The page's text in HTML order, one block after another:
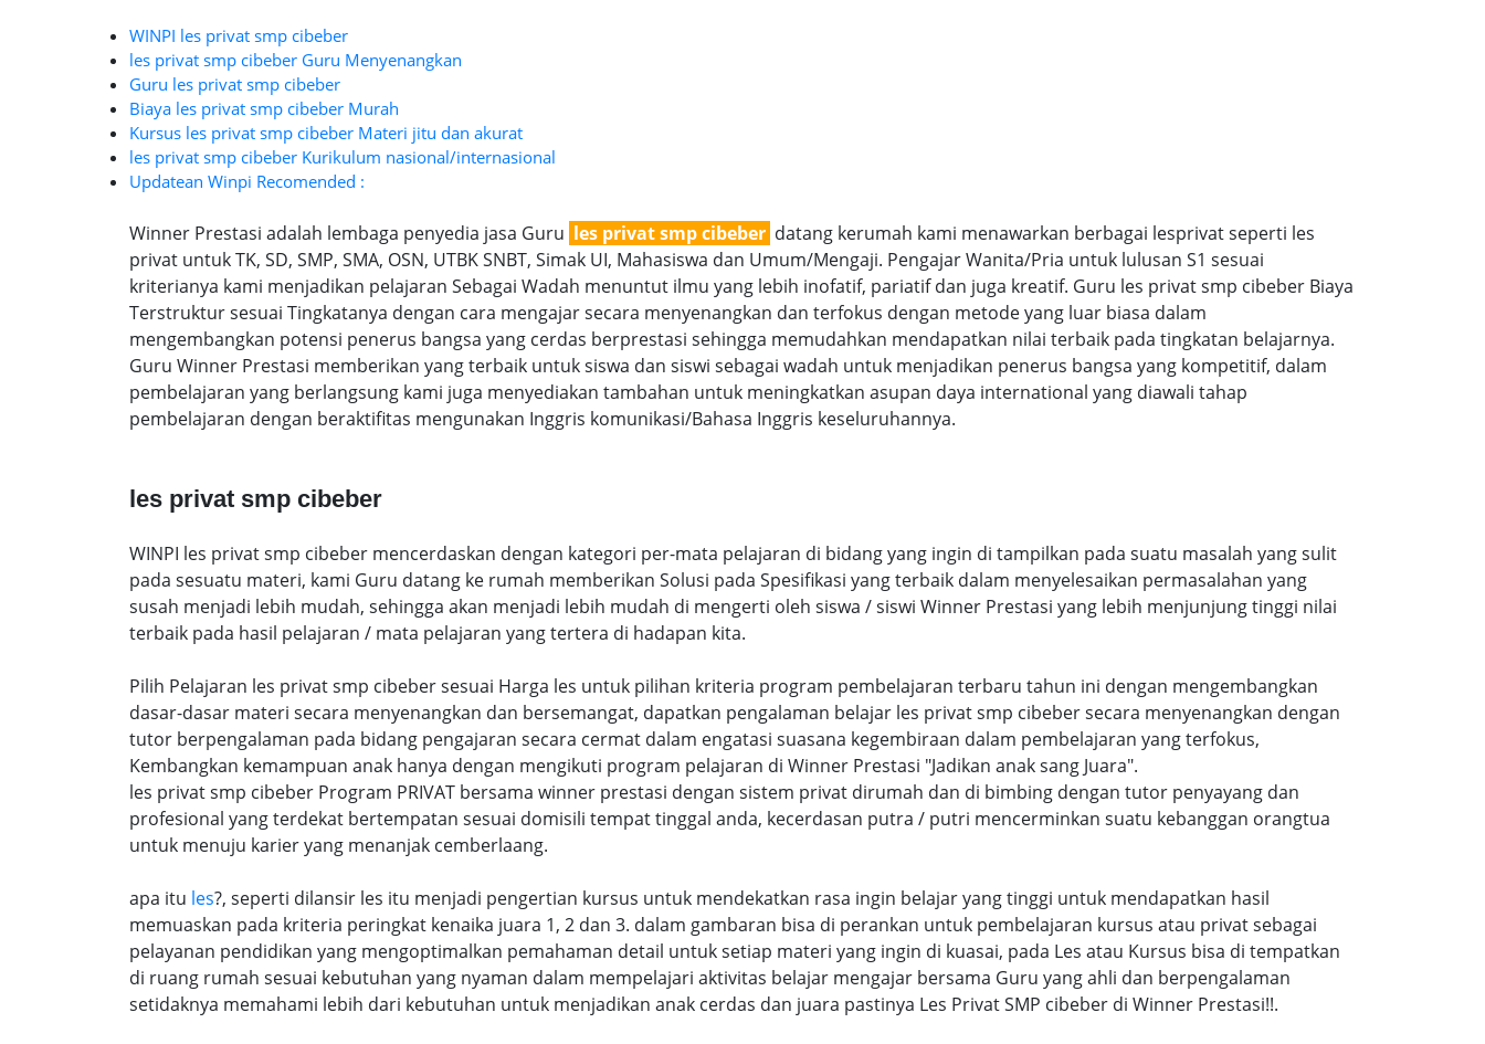
WINPI les privat smp cibeber
les privat smp cibeber Guru Menyenangkan
Guru les privat smp cibeber
Biaya les privat smp cibeber Murah
Kursus les privat smp cibeber Materi jitu dan akurat
les privat smp cibeber Kurikulum nasional/internasional
Updatean Winpi Recomended :
Winner Prestasi adalah lembaga penyedia jasa Guru les privat smp cibeber datang kerumah kami menawarkan berbagai lesprivat seperti les
privat untuk TK, SD, SMP, SMA, OSN, UTBK SNBT, Simak UI, Mahasiswa dan Umum/Mengaji. Pengajar Wanita/Pria untuk lulusan S1 sesuai
kriterianya kami menjadikan pelajaran Sebagai Wadah menuntut ilmu yang lebih inofatif, pariatif dan juga kreatif. Guru les privat smp cibeber Biaya
Terstruktur sesuai Tingkatanya dengan cara mengajar secara menyenangkan dan terfokus dengan metode yang luar biasa dalam
mengembangkan potensi penerus bangsa yang cerdas berprestasi sehingga memudahkan mendapatkan nilai terbaik pada tingkatan belajarnya.
Guru Winner Prestasi memberikan yang terbaik untuk siswa dan siswi sebagai wadah untuk menjadikan penerus bangsa yang kompetitif, dalam
pembelajaran yang berlangsung kami juga menyediakan tambahan untuk meningkatkan asupan daya international yang diawali tahap
pembelajaran dengan beraktifitas mengunakan Inggris komunikasi/Bahasa Inggris keseluruhannya.
les privat smp cibeber
WINPI les privat smp cibeber mencerdaskan dengan kategori per-mata pelajaran di bidang yang ingin di tampilkan pada suatu masalah yang sulit
pada sesuatu materi, kami Guru datang ke rumah memberikan Solusi pada Spesifikasi yang terbaik dalam menyelesaikan permasalahan yang
susah menjadi lebih mudah, sehingga akan menjadi lebih mudah di mengerti oleh siswa / siswi Winner Prestasi yang lebih menjunjung tinggi nilai
terbaik pada hasil pelajaran / mata pelajaran yang tertera di hadapan kita.
Pilih Pelajaran les privat smp cibeber sesuai Harga les untuk pilihan kriteria program pembelajaran terbaru tahun ini dengan mengembangkan
dasar-dasar materi secara menyenangkan dan bersemangat, dapatkan pengalaman belajar les privat smp cibeber secara menyenangkan dengan
tutor berpengalaman pada bidang pengajaran secara cermat dalam engatasi suasana kegembiraan dalam pembelajaran yang terfokus,
Kembangkan kemampuan anak hanya dengan mengikuti program pelajaran di Winner Prestasi "Jadikan anak sang Juara".
les privat smp cibeber Program PRIVAT bersama winner prestasi dengan sistem privat dirumah dan di bimbing dengan tutor penyayang dan
profesional yang terdekat bertempatan sesuai domisili tempat tinggal anda, kecerdasan putra / putri mencerminkan suatu kebanggan orangtua
untuk menuju karier yang menanjak cemberlaang.
apa itu les?, seperti dilansir les itu menjadi pengertian kursus untuk mendekatkan rasa ingin belajar yang tinggi untuk mendapatkan hasil
memuaskan pada kriteria peringkat kenaika juara 1, 2 dan 3. dalam gambaran bisa di perankan untuk pembelajaran kursus atau privat sebagai
pelayanan pendidikan yang mengoptimalkan pemahaman detail untuk setiap materi yang ingin di kuasai, pada Les atau Kursus bisa di tempatkan
di ruang rumah sesuai kebutuhan yang nyaman dalam mempelajari aktivitas belajar mengajar bersama Guru yang ahli dan berpengalaman
setidaknya memahami lebih dari kebutuhan untuk menjadikan anak cerdas dan juara pastinya Les Privat SMP cibeber di Winner Prestasi!!.